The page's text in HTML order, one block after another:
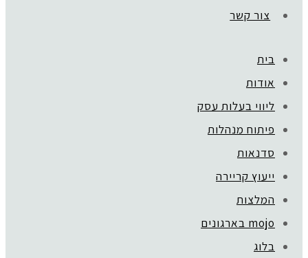
צור קשר
בית
אודות
ליווי בעלות עסק
פיתוח מנהלות
סדנאות
ייעוץ קריירה
המלצות
mojo בארגונים
בלוג